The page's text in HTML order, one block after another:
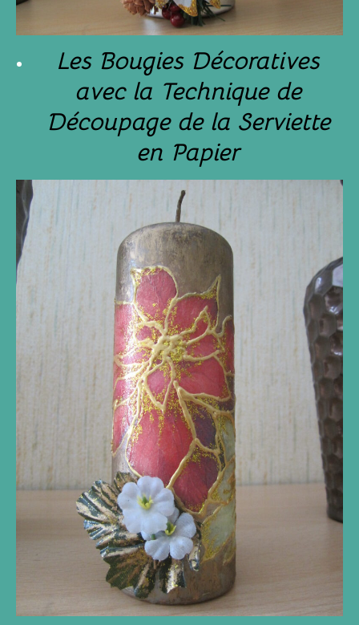
Les Bougies Décoratives
avec la Technique de
Découpage de la Serviette
en Papier